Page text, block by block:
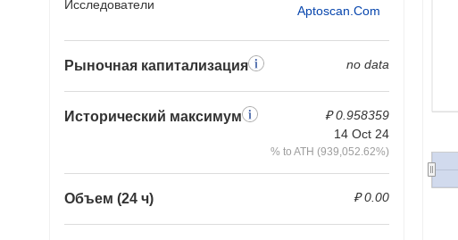
Исследователи Aptoscan.com
Рыночная капитализация no data
Исторический максимум
₽ 0.958359
14 Oct 24
% to ATH (939,052.62%)
Объем (24 ч) ₽ 0.00